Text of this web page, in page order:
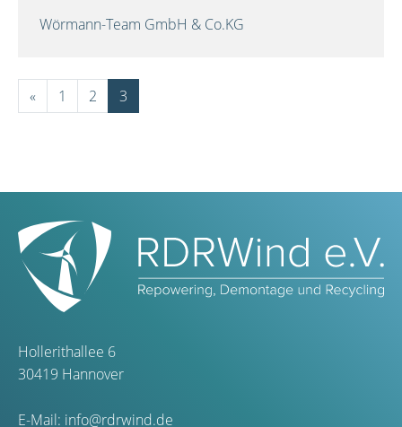
Wörmann-Team GmbH & Co.KG
« 1 2 3
Hollerithallee 6
30419 Hannover
E-Mail: info@rdrwind.de